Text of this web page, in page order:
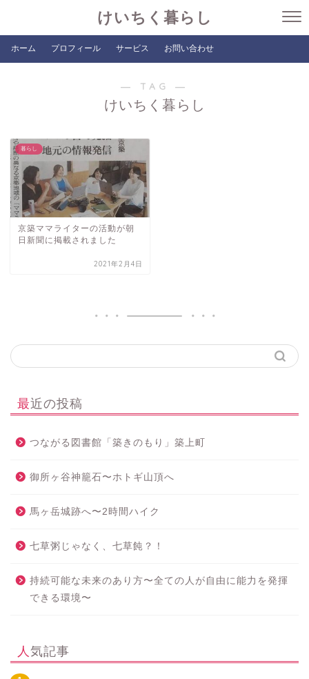
けいちく暮らし
ホーム プロフィール サービス お問い合わせ
― TAG ―
けいちく暮らし
暮らし
京築ママライターの活動が朝
日新聞に掲載されました
2021年2月4日
最近の投稿
つながる図書館「築きのもり」築上町
御所ヶ谷神籠石〜ホトギ山頂へ
馬ヶ岳城跡へ〜2時間ハイク
七草粥じゃなく、七草飩？！
持続可能な未来のあり方〜全ての人が自由に能力を発揮
できる環境〜
人気記事